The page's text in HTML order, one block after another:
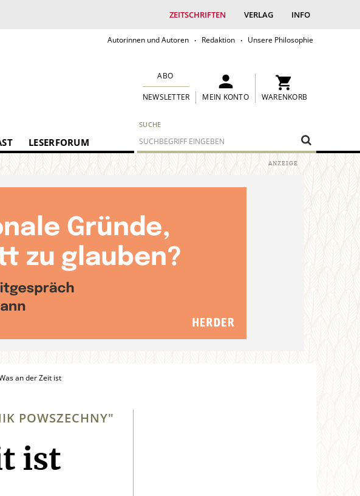
ZEITSCHRIFTEN VERLAG INFO
Autorinnen und Autoren Redaktion Unsere Philosophie
SUCHE
ABO
NEWSLETTER MEIN KONTO WARENKORB
LESERFORUM
an der Zeit ist
POWSZECHNY"
ist